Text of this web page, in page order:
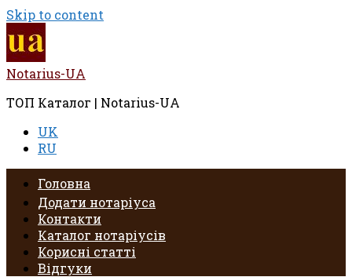
Skip to content
Notarius-UA
ТОП Каталог | Notarius-UA
UK
RU
Головна
Додати нотаріуса
Контакти
Каталог нотаріусів
Корисні статті
Відгуки